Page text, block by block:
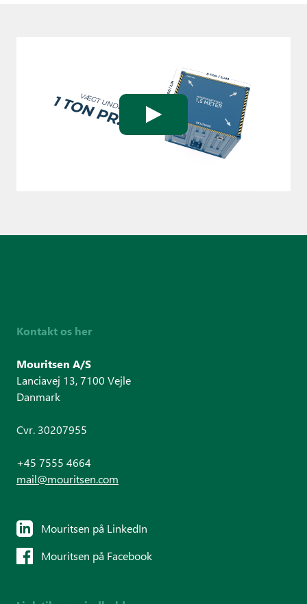
Kontakt os her
Mouritsen A/S
Lanciavej 13, 7100 Vejle
Danmark
Cvr. 30207955
+45 7555 4664
mail@mouritsen.com
Mouritsen på LinkedIn
Mouritsen på Facebook